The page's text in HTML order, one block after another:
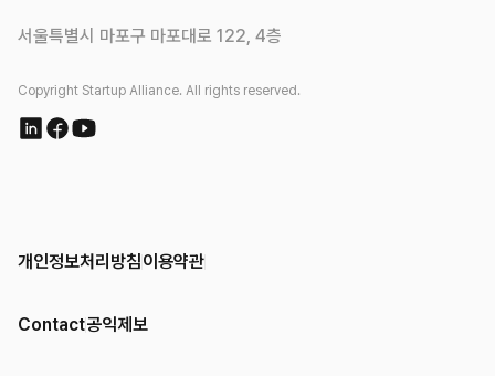
서울특별시 마포구 마포대로 122, 4층
Copyright Startup Alliance. All rights reserved.
개인정보처리방침이용약관
Contact공익제보